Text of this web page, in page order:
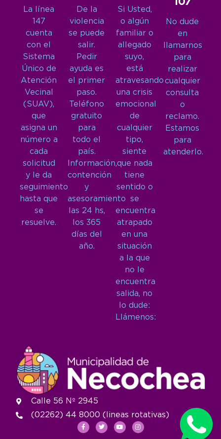
La línea
147
cuenta
con el
Sistema
Único de
Atención
Vecinal
(SUAV),
que
asigna un
número a
cada
solicitud
y le da
seguimiento
hasta que
se
resuelve.
De la
violencia
se puede
salir.
Pedir
ayuda es
el primer
paso.
Teléfono
gratuito
para
todo el
país.
Información,
contención
y
asesoramiento
las 24 hs,
los 365
días del
año.
Si Usted,
o algún
familiar o
allegado
suyo,
está
atravesando
una crisis
emocional
de
cualquier
tipo,
siente
que nada
tiene
sentido o
se
encuentra
atrapado
en una
situación
a la que
no le
encuentra
salida, no
lo dude:
Llámenos:
No dude
en
llamarnos
para
realizar
cualquier
consulta
o
reclamo.
Estamos
para
atenderlo.
Calle 56 Nº 2945
(02262) 44 8000 (lineas rotativas)